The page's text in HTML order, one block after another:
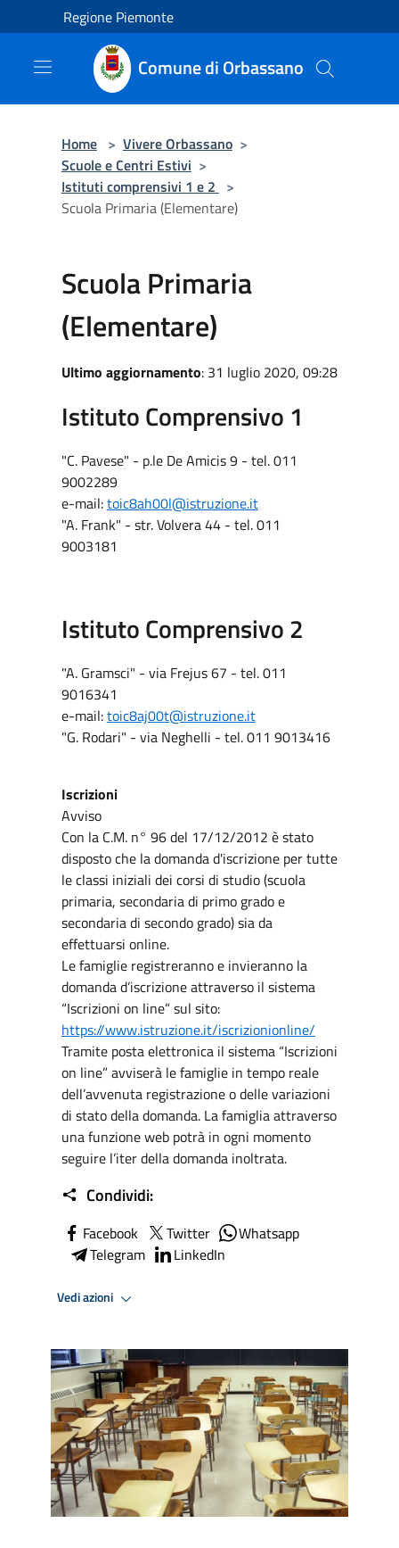
Salta al contenuto principale
Regione Piemonte
Comune di Orbassano
Home > Vivere Orbassano >
Scuole e Centri Estivi >
Istituti comprensivi 1 e 2 >
Scuola Primaria (Elementare)
Scuola Primaria
(Elementare)
Ultimo aggiornamento: 31 luglio 2020, 09:28
Istituto Comprensivo 1
"C. Pavese" - p.le De Amicis 9 - tel. 011
9002289
e-mail:toic8ah00l@istruzione.it
"A. Frank" - str. Volvera 44 - tel. 011
9003181
Istituto Comprensivo 2
"A. Gramsci" - via Frejus 67 - tel. 011
9016341
e-mail:toic8aj00t@istruzione.it
"G. Rodari" - via Neghelli - tel. 011 9013416
Iscrizioni
Avviso
Con la C.M. n° 96 del 17/12/2012 è stato
disposto che la domanda d'iscrizione per tutte
le classi iniziali dei corsi di studio (scuola
primaria, secondaria di primo grado e
secondaria di secondo grado) sia da
effettuarsi online.
Le famiglie registreranno e invieranno la
domanda d’iscrizione attraverso il sistema
“Iscrizioni on line” sul sito:
https://www.istruzione.it/iscrizionionline/
Tramite posta elettronica il sistema “Iscrizioni
on line” avviserà le famiglie in tempo reale
dell’avvenuta registrazione o delle variazioni
di stato della domanda. La famiglia attraverso
una funzione web potrà in ogni momento
seguire l’iter della domanda inoltrata.
Condividi:
Facebook Twitter
Whatsapp
Telegram
LinkedIn
Vedi azioni